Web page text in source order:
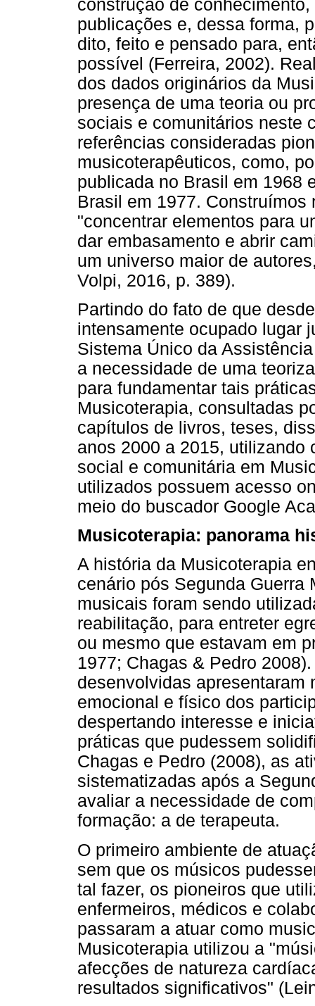
construção de
publicações e, dessa forma,
dito, feito e pensado para,
possível (Ferreira, 2002).
dos dados originários da
presença de uma teoria ou
sociais e comunitários neste
referências consideradas
musicoterapêuticos, como,
publicada no Brasil em 1968
Brasil em 1977.
"concentrar elementos para
dar embasamento e abrir
um universo maior de
Volpi, 2016, p. 389).
Partindo do fato de que
intensamente ocupado lugar
Sistema Único da
a necessidade de uma
para fundamentar tais
Musicoterapia, consultadas
capítulos de livros, teses,
anos 2000 a 2015, utilizando
social e comunitária em
utilizados possuem acesso
meio do buscador Google
Musicoterapia: panorama
A história da Musicoterapia
cenário pós Segunda Guerra
musicais foram sendo
reabilitação, para entreter
ou mesmo que estavam em
1977; Chagas & Pedro
desenvolvidas apresentaram
emocional e físico dos
despertando interesse e
práticas que pudessem
Chagas e Pedro (2008), as
sistematizadas após a
avaliar a necessidade de
formação: a de terapeuta.
O primeiro ambiente de
sem que os músicos
tal fazer, os pioneiros que
enfermeiros, médicos e
passaram a atuar como
Musicoterapia utilizou a
afecções de natureza
resultados significativos"